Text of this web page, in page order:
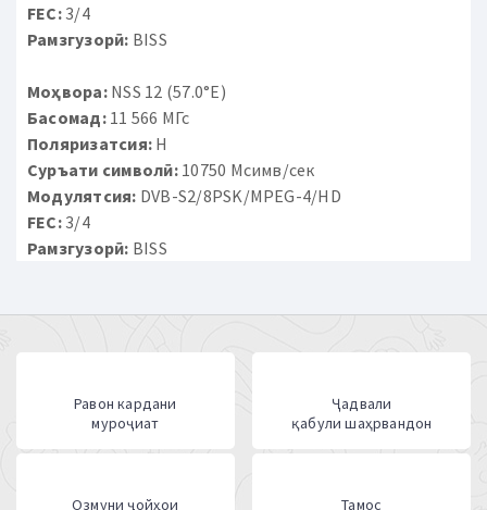
FEC:3/4
Рамзгузорӣ: BISS
Моҳвора:NSS 12 (57.0°E)
Басомад:11 566 МГс
Поляризатсия: H
Суръати символӣ:10750 Мсимв/сек
Модулятсия: DVB-S2/8PSK/MPEG-4/HD
FEC:3/4
Рамзгузорӣ: BISS
Равон кардани
муроҷиат
Ҷадвали
қабули шаҳрвандон
Озмуни ҷойҳои Тамос